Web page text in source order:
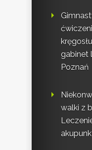
gabinet
Poznań
walki z